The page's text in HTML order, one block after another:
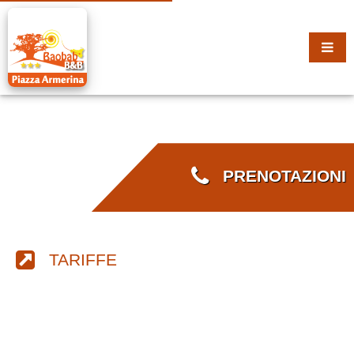
PRENOTAZIONI
TARIFFE